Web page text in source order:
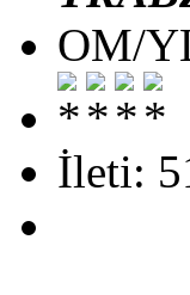
OM/
İleti: